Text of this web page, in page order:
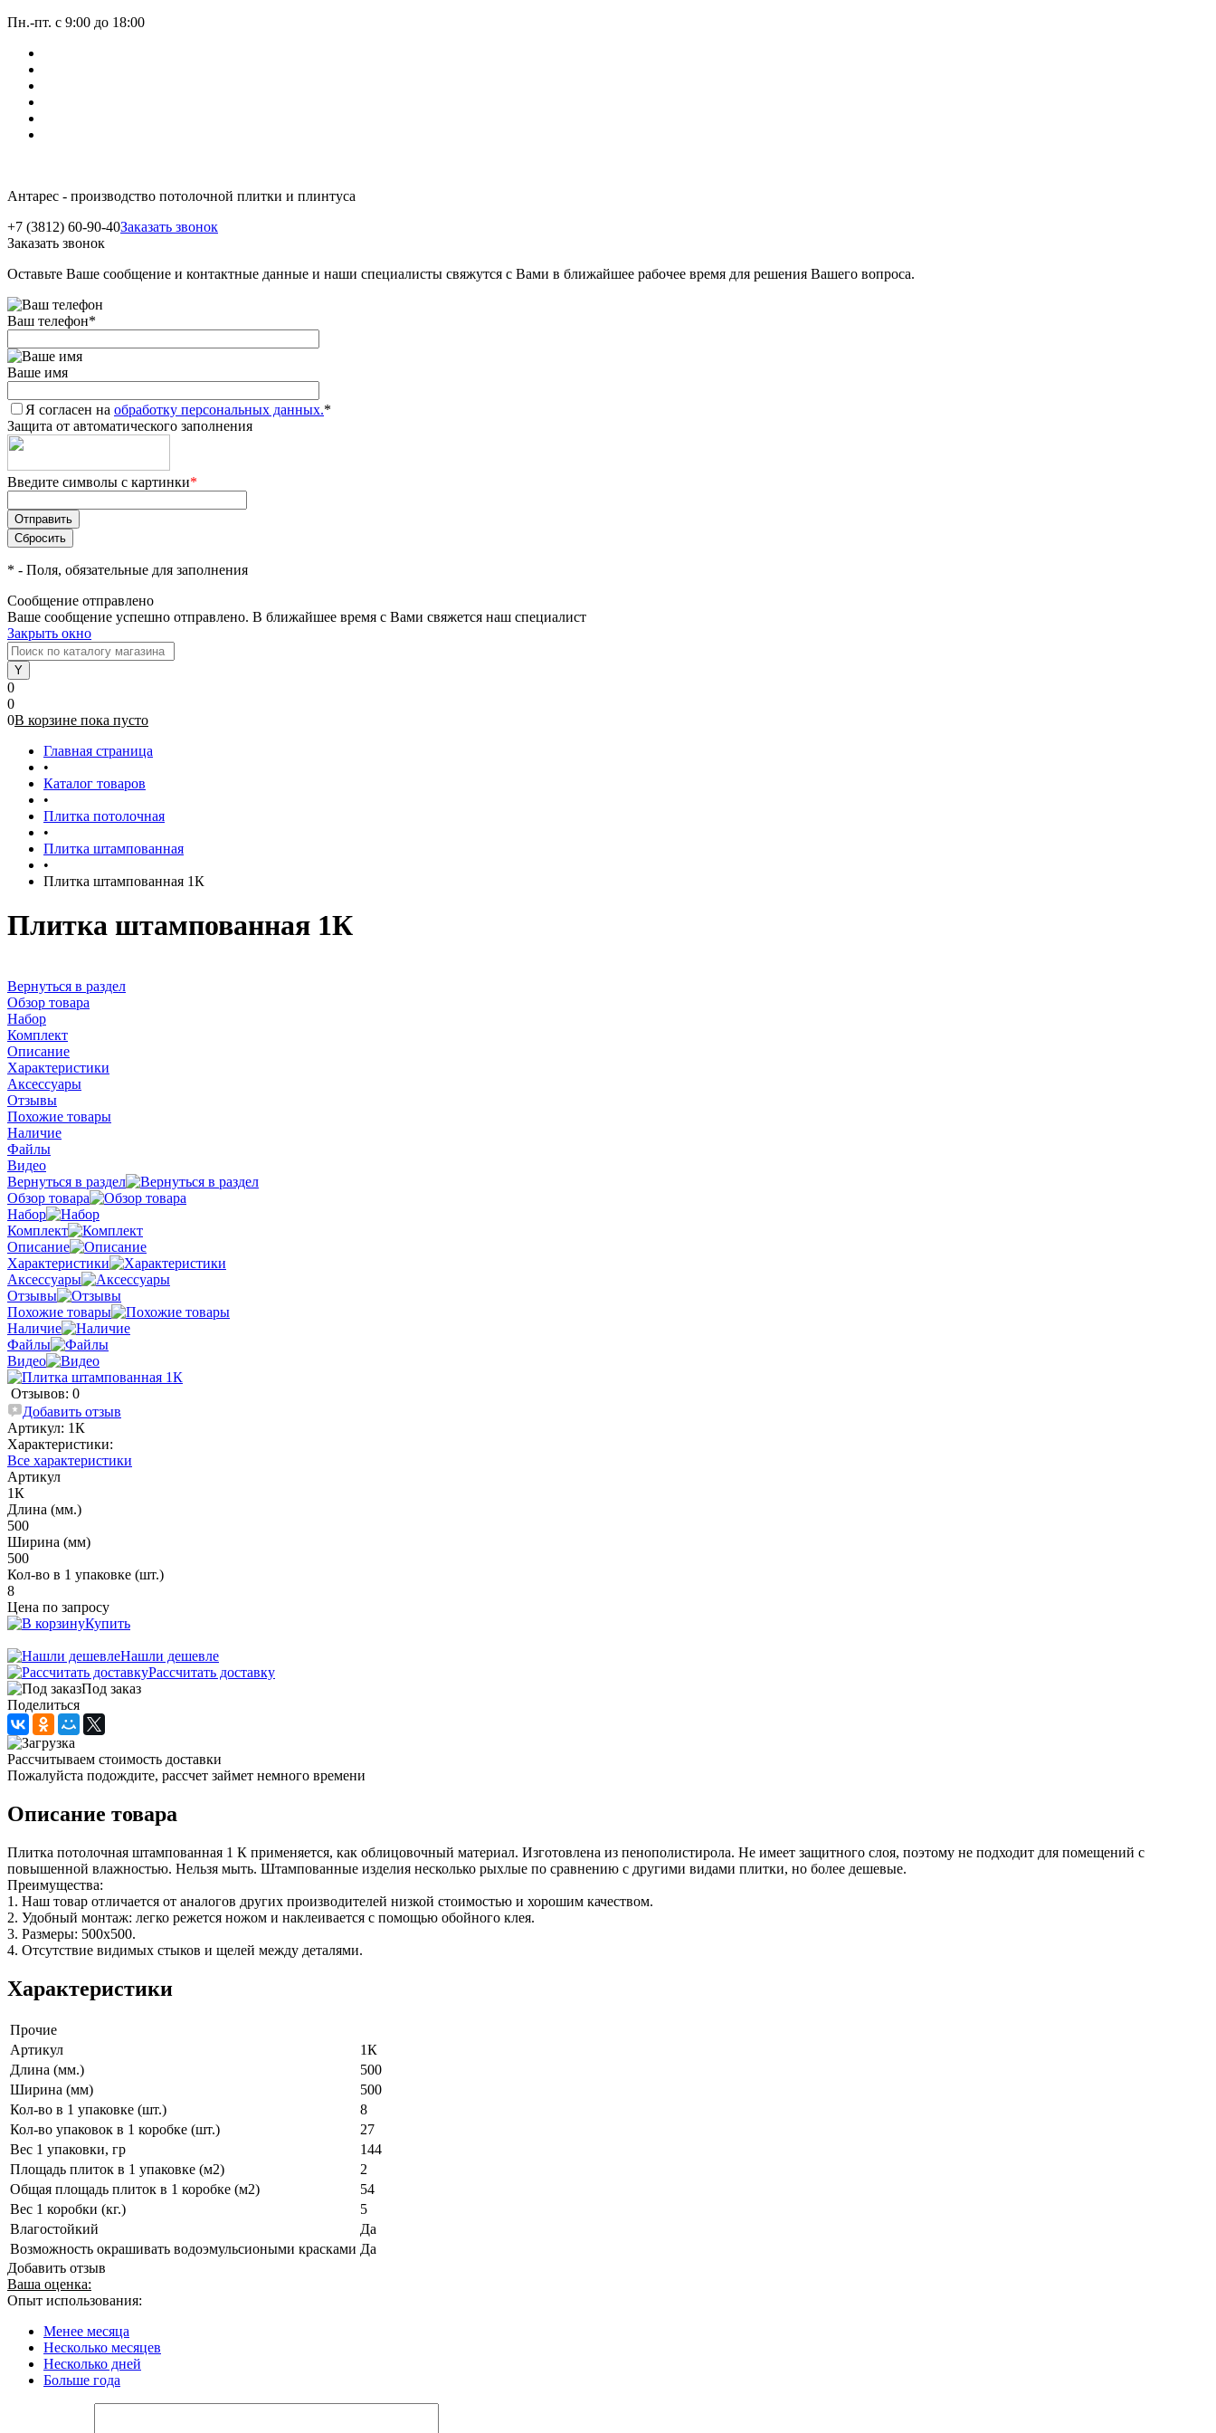
Пн.-пт. с 9:00 до 18:00
Антарес - производство потолочной плитки и плинтуса
+7 (3812) 60-90-40Заказать звонок
Заказать звонок
Оставьте Ваше сообщение и контактные данные и наши специалисты свяжутся с Вами в ближайшее рабочее время для решения Вашего вопроса.
Ваш телефон*
Ваше имя
Я согласен на обработку персональных данных.*
Защита от автоматического заполнения
Введите символы с картинки*
* - Поля, обязательные для заполнения
Сообщение отправлено
Ваше сообщение успешно отправлено. В ближайшее время с Вами свяжется наш специалист
Закрыть окно
0
0
0В корзине пока пусто
Главная страница
•
Каталог товаров
•
Плитка потолочная
•
Плитка штампованная
•
Плитка штампованная 1К
Плитка штампованная 1К
Вернуться в раздел
Обзор товара
Набор
Комплект
Описание
Характеристики
Аксессуары
Отзывы
Похожие товары
Наличие
Файлы
Видео
Вернуться в раздел
Обзор товара
Набор
Комплект
Описание
Характеристики
Аксессуары
Отзывы
Похожие товары
Наличие
Файлы
Видео
Отзывов: 0
Добавить отзыв
Артикул: 1К
Характеристики:
Все характеристики
Артикул
1К
Длина (мм.)
500
Ширина (мм)
500
Кол-во в 1 упаковке (шт.)
8
Цена по запросу
Купить
Нашли дешевле
Рассчитать доставку
Под заказ
Поделиться
Рассчитываем стоимость доставки
Пожалуйста подождите, рассчет займет немного времени
Описание товара
Плитка потолочная штампованная 1 К применяется, как облицовочный материал. Изготовлена из пенополистирола. Не имеет защитного слоя, поэтому не подходит для помещений с
повышенной влажностью. Нельзя мыть. Штампованные изделия несколько рыхлые по сравнению с другими видами плитки, но более дешевые.
Преимущества:
1. Наш товар отличается от аналогов других производителей низкой стоимостью и хорошим качеством.
2. Удобный монтаж: легко режется ножом и наклеивается с помощью обойного клея.
3. Размеры: 500х500.
4. Отсутствие видимых стыков и щелей между деталями.
Характеристики
Прочие
Артикул
1К
Длина (мм.)
500
Ширина (мм)
500
Кол-во в 1 упаковке (шт.)
8
Кол-во упаковок в 1 коробке (шт.)
27
Вес 1 упаковки, гр
144
Площадь плиток в 1 упаковке (м2)
2
Общая площадь плиток в 1 коробке (м2)
54
Вес 1 коробки (кг.)
5
Влагостойкий
Да
Возможность окрашивать водоэмульсиоными красками Да
Добавить отзыв
Ваша оценка:
Опыт использования:
Менее месяца
Несколько месяцев
Несколько дней
Больше года